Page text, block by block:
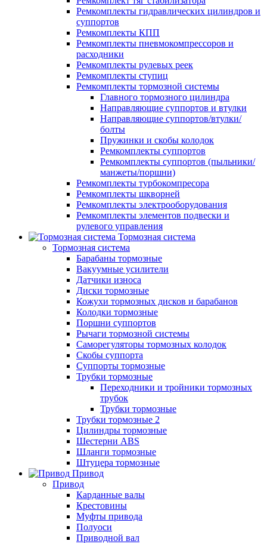
Ремкомплекты гидравлических цилиндров и
суппортов
Ремкомплекты КПП
Ремкомплекты пневмокомпрессоров и
расходники
Ремкомплекты рулевых реек
Ремкомплекты ступиц
Ремкомплекты тормозной системы
Главного тормозного цилиндра
Направляющие суппортов и втулки
Направляющие суппортов/втулки/
болты
Пружинки и скобы колодок
Ремкомплекты суппортов
Ремкомплекты суппортов (пыльники/
манжеты/поршни)
Ремкомплекты турбокомпресора
Ремкомплекты шкворней
Ремкомплекты электрооборудования
Ремкомплекты элементов подвески и
рулевого управления
Тормозная система
Тормозная система
Барабаны тормозные
Вакуумные усилители
Датчики износа
Диски тормозные
Кожухи тормозных дисков и барабанов
Колодки тормозные
Поршни суппортов
Рычаги тормозной системы
Саморегуляторы тормозных колодок
Скобы суппорта
Суппорты тормозные
Трубки тормозные
Переходники и тройники тормозных
трубок
Трубки тормозные
Трубки тормозные 2
Цилиндры тормозные
Шестерни ABS
Шланги тормозные
Штуцера тормозные
Привод
Привод
Карданные валы
Крестовины
Муфты привода
Полуоси
Приводной вал